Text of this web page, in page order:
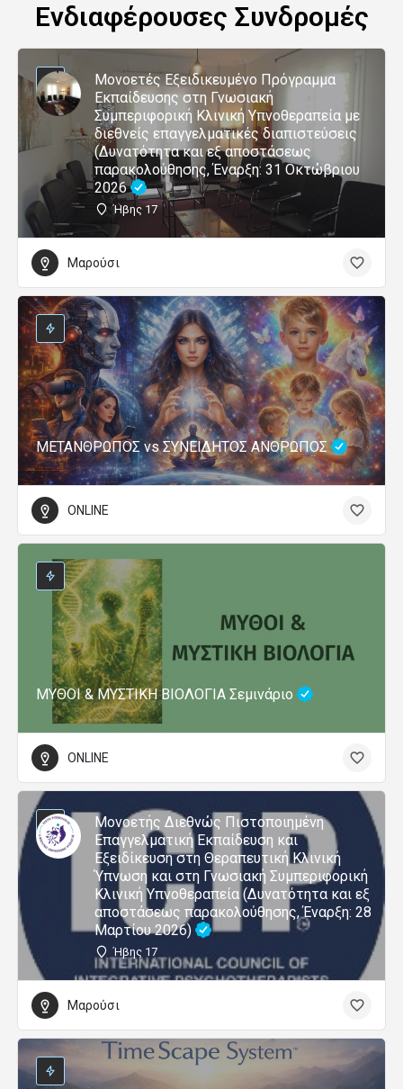
Ενδιαφέρουσες Συνδρομές
Μονοετές Εξειδικευμένο Πρόγραμμα
Εκπαίδευσης στη Γνωσιακή
Συμπεριφορική Κλινική Υπνοθεραπεία με
διεθνείς επαγγελματικές διαπιστεύσεις
(Δυνατότητα και εξ αποστάσεως
παρακολούθησης, Έναρξη: 31 Οκτώβριου
2026
Ήβης 17
Μαρούσι
ΜΕΤΑΝΘΡΩΠΟΣ vs ΣΥΝΕΙΔΗΤΟΣ ΑΝΘΡΩΠΟΣ
ONLINE
ΜΥΘΟΙ & ΜΥΣΤΙΚΗ ΒΙΟΛΟΓΙΑ Σεμινάριο
ONLINE
Μονοετής Διεθνώς Πιστοποιημένη
Επαγγελματική Εκπαίδευση και
Εξειδίκευση στη Θεραπευτική Κλινική
Ύπνωση και στη Γνωσιακή Συμπεριφορική
Κλινική Υπνοθεραπεία (Δυνατότητα και εξ
αποστάσεως παρακολούθησης, Έναρξη: 28
Μαρτίου 2026)
Ήβης 17
Μαρούσι